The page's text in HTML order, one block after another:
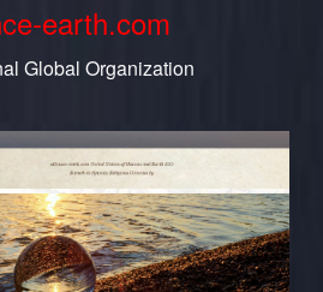
earth.com
Global Organization